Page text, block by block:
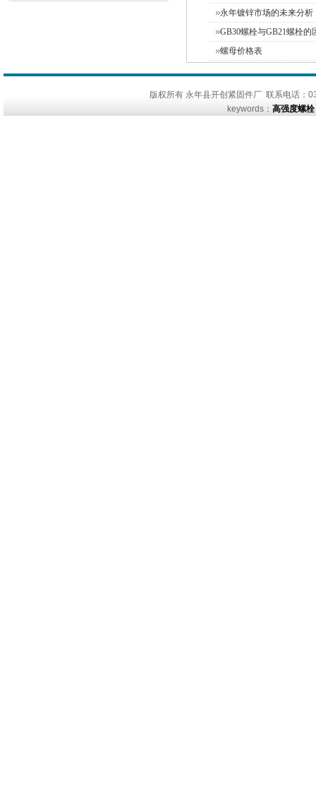
永年镀锌市场的未来分析
GB30螺栓与GB21螺栓的
螺母价格表
版权所有 永年县开创紧固件厂 联系电话：
keywords：高强度螺栓